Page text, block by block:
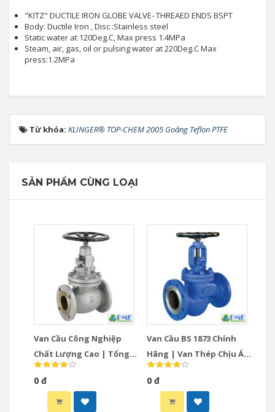
"KITZ" DUCTILE IRON GLOBE VALVE- THREAED ENDS BSPT
Body: Ductile Iron , Disc :Stainless steel
Static water at 120Deg.C, Max press 1.4MPa
Steam, air, gas, oil or pulsing water at 220Deg.C Max
press:1.2MPa
Từ khóa: KLINGER® TOP-CHEM 2005 Goăng Teflon PTFE
SẢN PHẨM CÙNG LOẠI
Van Cầu Công Nghiệp
Chất Lượng Cao | Tổng
Hợp Globe Valve
Collection
0 đ
Van Cầu BS 1873 Chính
Hãng | Van Thép Chịu Áp
Lực Cao
0 đ